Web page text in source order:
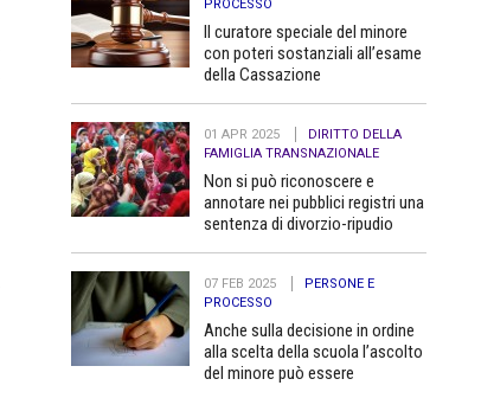
PROCESSO
Il curatore speciale del minore
con poteri sostanziali all’esame
della Cassazione
01 APR 2025
DIRITTO DELLA
FAMIGLIA TRANSNAZIONALE
Non si può riconoscere e
annotare nei pubblici registri una
sentenza di divorzio-ripudio
pubblico
07 FEB 2025
PERSONE E
PROCESSO
Anche sulla decisione in ordine
alla scelta della scuola l’ascolto
del minore può essere